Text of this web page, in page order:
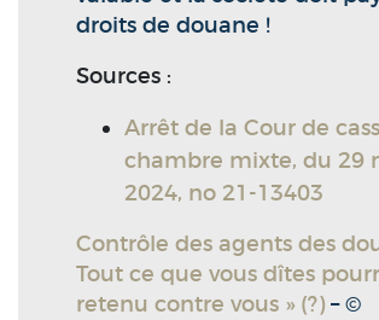
droits de douane !
Sources :
Arrêt de la Cour de
chambre mixte, du 29
2024, no 21-13403
Contrôle des agents des
Tout ce que vous dîtes
retenu contre vous » (?) – ©